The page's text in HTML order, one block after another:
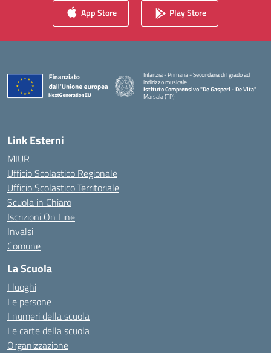
App Store Play Store
Infanzia - Primaria - Secondaria di I grado ad
indirizzo musicale
Istituto Comprensivo "De Gasperi - De Vita"
Marsala (TP)
Link Esterni
MIUR
Ufficio Scolastico Regionale
Ufficio Scolastico Territoriale
Scuola in Chiaro
Iscrizioni On Line
Invalsi
Comune
La Scuola
I luoghi
Le persone
I numeri della scuola
Le carte della scuola
Organizzazione